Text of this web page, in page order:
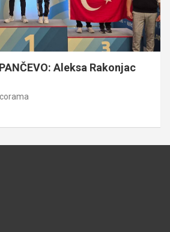
Aleksa Rakonjac